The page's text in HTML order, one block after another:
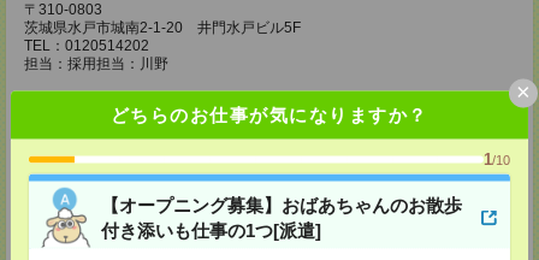
どちらのお仕事が気になりますか？
1/10
【オープニング募集】おばあちゃんのお散歩
付き添いも仕事の1つ[派遣]
×
〒310-0803
茨城県水戸市城南2-1-20 井門水戸ビル5F
TEL：0120514202
担当：採用担当：川野
千葉県柏市旭町1-12-2 エレル柏ビル6F
TEL：0120514202
担当：採用担当：渡辺
【MD千葉支店】
〒260-0015